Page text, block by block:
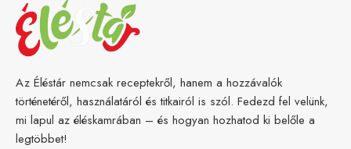
Az Éléstár nemcsak receptekről, hanem a hozzávalók
történetéről, használatáról és titkairól is szól. Fedezd fel velünk,
mi lapul az éléskamrában – és hogyan hozhatod ki belőle a
legtöbbet!